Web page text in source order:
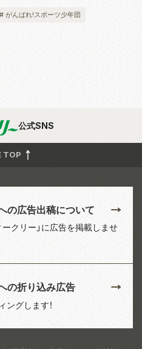
ても伝えられるよう、日頃の練習か
# がんばれ!スポーツ少年団
公式SNS
TOP
への広告出稿について
ークリー」に広告を掲載しませ
への折り込み広告
ングします！